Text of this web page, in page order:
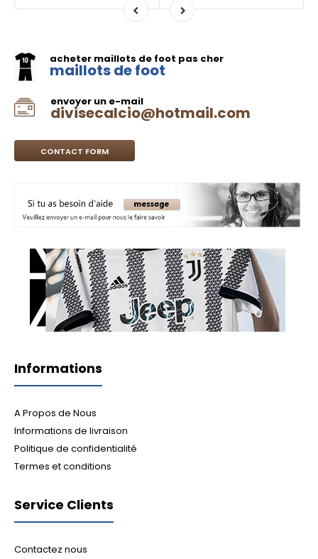
acheter maillots de foot pas cher
maillots de foot
envoyer un e-mail
divisecalcio@hotmail.com
CONTACT FORM
Informations
A Propos de Nous
Informations de livraison
Politique de confidentialité
Termes et conditions
Service Clients
Contactez nous